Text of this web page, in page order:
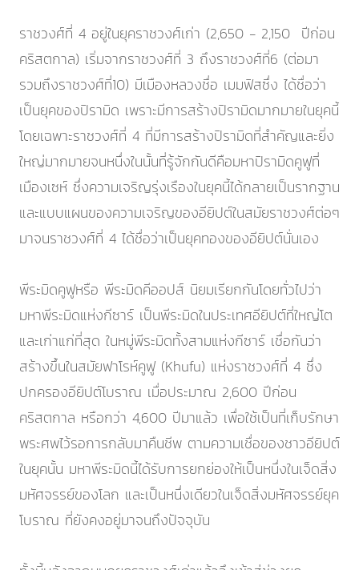
ราชวงศ์ที่ 4 อยู่ในยุคราชวงศ์เก่า (2,650 - 2,150 ปีก่อน
คริสตกาล) เริ่มจากราชวงศ์ที่ 3 ถึงราชวงศ์ที่6 (ต่อมา
รวมถึงราชวงศ์ที่10) มีเมืองหลวงชื่อ เมมฟิสซึ่ง ได้ชื่อว่า
เป็นยุคของปิรามิด เพราะมีการสร้างปิรามิดมากมายในยุคนี้
โดยเฉพาะราชวงศ์ที่ 4 ที่มีการสร้างปิรามิดที่สำคัญและยิ่ง
ใหญ่มากมายจนหนึ่งในนั้นที่รู้จักกันดีคือมหาปิรามิดคูฟูที่
เมืองเซห์ ซึ่งความเจริญรุ่งเรืองในยุคนี้ได้กลายเป็นรากฐาน
และแบบแผนของความเจริญของอียิปต์ในสมัยราชวงศ์ต่อๆ
มาจนราชวงศ์ที่ 4 ได้ชื่อว่าเป็นยุคทองของอียิปต์นั่นเอง
พีระมิดคูฟูหรือ พีระมิดคีออปส์ นิยมเรียกกันโดยทั่วไปว่า
มหาพีระมิดแห่งกีซาร์ เป็นพีระมิดในประเทศอียิปต์ที่ใหญ่โต
และเก่าแก่ที่สุด ในหมู่พีระมิดทั้งสามแห่งกีซาร์ เชื่อกันว่า
สร้างขึ้นในสมัยฟาโรห์คูฟู (Khufu) แห่งราชวงศ์ที่ 4 ซึ่ง
ปกครองอียิปต์โบราณ เมื่อประมาณ 2,600 ปีก่อน
คริสตกาล หรือกว่า 4,600 ปีมาแล้ว เพื่อใช้เป็นที่เก็บรักษา
พระศพไว้รอการกลับมาคืนชีพ ตามความเชื่อของชาวอียิปต์
ในยุคนั้น มหาพีระมิดนี้ได้รับการยกย่องให้เป็นหนึ่งในเจ็ดสิ่ง
มหัศจรรย์ของโลก และเป็นหนึ่งเดียวในเจ็ดสิ่งมหัศจรรย์ยุค
โบราณ ที่ยังคงอยู่มาจนถึงปัจจุบัน